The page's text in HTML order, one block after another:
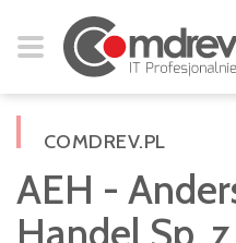
COMDREV.PL
AEH -
Handel Sp.